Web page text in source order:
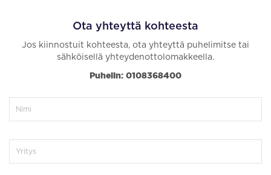
Ota yhteyttä kohteesta
Jos kiinnostuit kohteesta, ota yhteyttä puhelimitse tai
sähköisellä yhteydenottolomakkeella.
Puhelin: 0108368400